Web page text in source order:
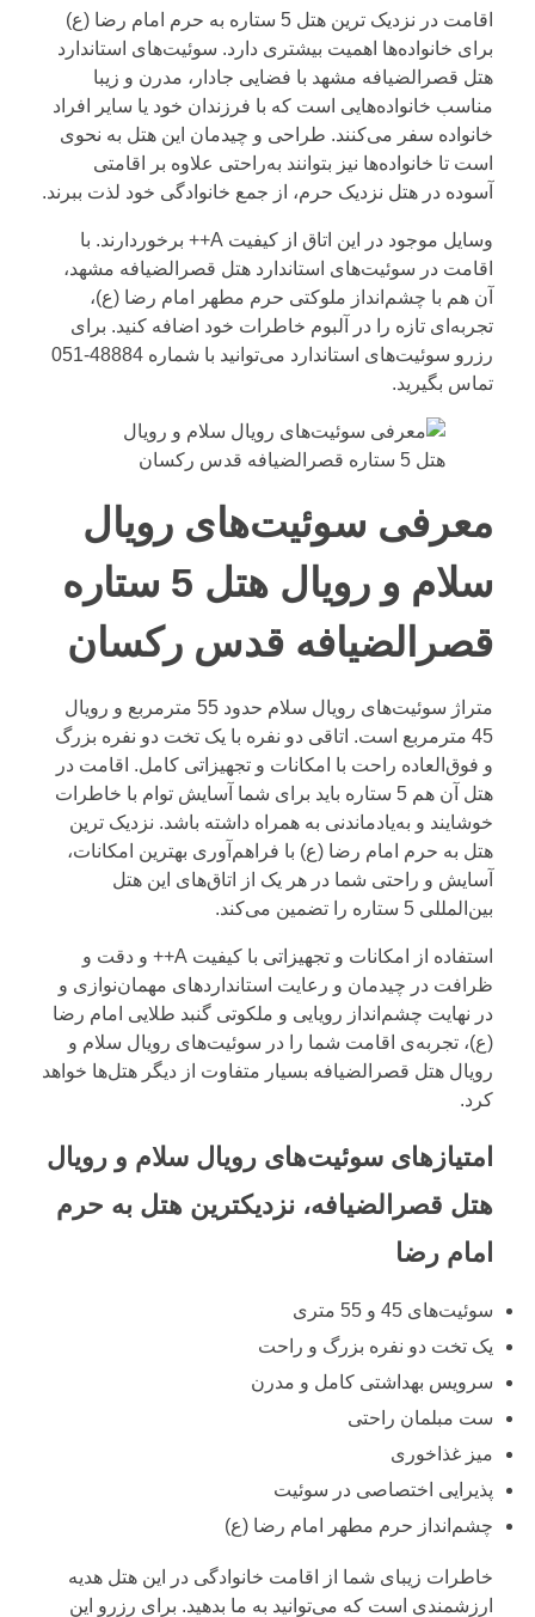
اقامت در نزدیک ترین هتل 5 ستاره به حرم امام رضا (ع)
برای خانواده‌ها اهمیت بیشتری دارد. سوئیت‌های استاندارد
هتل قصرالضیافه مشهد با فضایی جادار، مدرن و زیبا
مناسب خانواده‌هایی است که با فرزندان خود یا سایر افراد
خانواده سفر می‌کنند. طراحی و چیدمان این هتل به نحوی
است تا خانواده‌ها نیز بتوانند به‌راحتی علاوه بر اقامتی
آسوده در هتل نزدیک حرم، از جمع خانوادگی خود لذت ببرند.
وسایل موجود در این اتاق از کیفیت A++ برخوردارند. با
اقامت در سوئیت‌های استاندارد هتل قصرالضیافه مشهد،
آن هم با چشم‌انداز ملوکتی حرم مطهر امام رضا (ع)،
تجربه‌ای تازه را در آلبوم خاطرات خود اضافه کنید. برای
رزرو سوئیت‌های استاندارد می‌توانید با شماره 48884-051
تماس بگیرید.
معرفی سوئیت‌های رویال
سلام و رویال هتل 5 ستاره
قصرالضیافه قدس رکسان
متراژ سوئیت‌های رویال سلام حدود 55 مترمربع و رویال
45 مترمربع است. اتاقی دو نفره با یک تخت دو نفره بزرگ
و فوق‌العاده راحت با امکانات و تجهیزاتی کامل. اقامت در
هتل آن هم 5 ستاره باید برای شما آسایش توام با خاطرات
خوشایند و به‌یادماندنی به همراه داشته باشد. نزدیک ترین
هتل به حرم امام رضا (ع) با فراهم‌آوری بهترین امکانات،
آسایش و راحتی شما در هر یک از اتاق‌های این هتل
بین‌المللی 5 ستاره را تضمین می‌کند.
استفاده از امکانات و تجهیزاتی با کیفیت A++ و دقت و
ظرافت در چیدمان و رعایت استانداردهای مهمان‌نوازی و
در نهایت چشم‌انداز رویایی و ملکوتی گنبد طلایی امام رضا
(ع)، تجربه‌ی اقامت شما را در سوئیت‌های رویال سلام و
رویال هتل قصرالضیافه بسیار متفاوت از دیگر هتل‌ها خواهد
کرد.
امتیازهای سوئیت‌های رویال سلام و رویال
هتل قصرالضیافه، نزدیکترین هتل به حرم
امام رضا
سوئیت‌های 45 و 55 متری
یک تخت دو نفره بزرگ و راحت
سرویس بهداشتی کامل و مدرن
ست مبلمان راحتی
میز غذاخوری
پذیرایی اختصاصی در سوئیت
چشم‌انداز حرم مطهر امام رضا (ع)
خاطرات زیبای شما از اقامت خانوادگی در این هتل هدیه
ارزشمندی است که می‌توانید به ما بدهید. برای رزرو این